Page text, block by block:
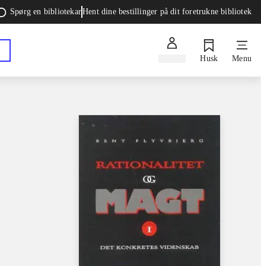
Spørg en bibliotekarHent dine bestillinger på dit foretrukne bibliotek
Husk Menu